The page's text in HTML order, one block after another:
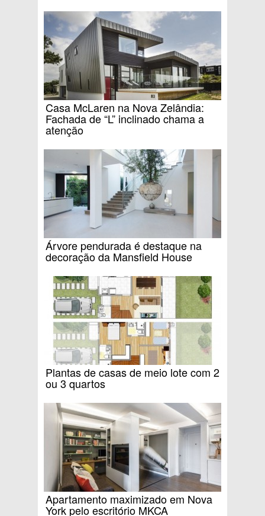
Casa McLaren na Nova Zelândia:
Fachada de “L” inclinado chama a
atenção
Árvore pendurada é destaque na
decoração da Mansfield House
Plantas de casas de meio lote com 2
ou 3 quartos
Apartamento maximizado em Nova
York pelo escritório MKCA